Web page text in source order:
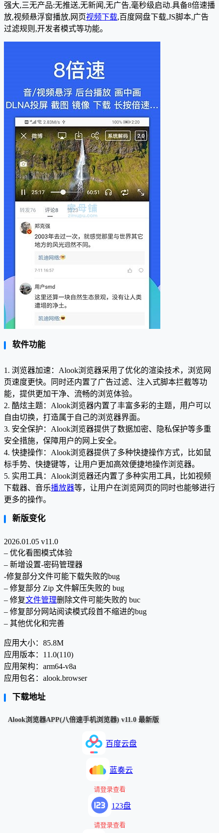
强大,三无产品:无推送,无新闻,无广告,毫秒级启动.具备8倍速播
放,视频悬浮窗播放,网页视频下载,百度网盘下载,JS脚本,广告
过滤规则,开发者模式等功能。
软件功能
1. 浏览器加速：Alook浏览器采用了优化的渲染技术，浏览网
页速度更快。同时还内置了广告过滤、注入式脚本拦截等功
能，提供更加干净、流畅的浏览体验。
2. 酷炫主题：Alook浏览器内置了丰富多彩的主题，用户可以
自由切换，打造属于自己的浏览器界面。
3. 安全保护：Alook浏览器提供了数据加密、隐私保护等多重
安全措施，保障用户的网上安全。
4. 快捷操作：Alook浏览器提供了多种快捷操作方式，比如鼠
标手势、快捷键等，让用户更加高效便捷地操作浏览器。
5. 实用工具：Alook浏览器还内置了多种实用工具，比如视频
下载器、音乐播放器等，让用户在浏览网页的同时也能够进行
更多的操作。
新版变化
2026.01.05 v11.0
– 优化看图模式体验
– 新增设置-密码管理器
-修复部分文件可能下载失败的bug
– 修复部分 Zip 文件解压失败的 bug
– 修复文件管理删除文件可能失败的 buc
– 修复部分网站阅读模式段首不缩进的bug
– 其他优化和完善
应用大小：85.8M
应用版本：11.0(110)
应用架构：arm64-v8a
应用包名：alook.browser
下载地址
Alook浏览器APP(八倍速手机浏览器) v11.0 最新版
百度云盘
蓝奏云
请登录查看
123盘
请登录查看